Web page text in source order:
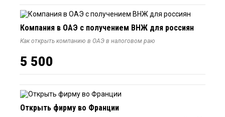
Компания в ОАЭ с получением ВНЖ для россиян
Как открыть компанию в ОАЭ в налоговом раю
5 500
Открыть фирму во Франции